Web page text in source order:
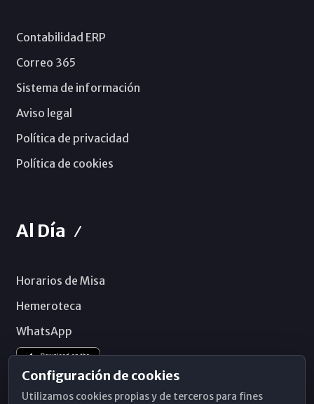
Contabilidad ERP
Correo 365
Sistema de información
Aviso legal
Política de privacidad
Política de cookies
Al Día
Horarios de Misa
Hemeroteca
WhatsApp
Configuración de cookies
Utilizamos cookies propias y de terceros para fines